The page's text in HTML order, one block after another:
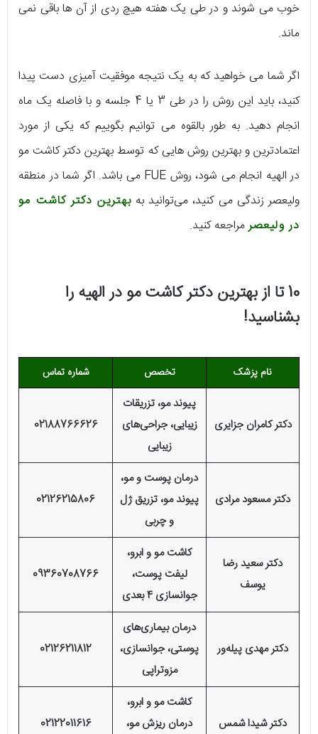
خوب می‌ شوند و در طی یک هفته هیچ ردی از آن ها باقی نمی‌
ماند.
اگر شما می‌ خواهید که به یک نتیجه‌ موفقیت‌ آمیزی دست پیدا
کنید، باید این روش را در طی 3 یا 4 جلسه و با فاصله‌ یک ماه
انجام دهید. به طور بالقوه می‌ توانیم بگوییم که یکی از مورد
اعتمادترین و بهترین روش‌ هایی که توسط بهترین دکتر کاشت مو
در الهیه انجام می‌ شود، روش FUE می‌ باشد. اگر شما در منطقه‌
ولیعصر زندگی می‌ کنید، می‌توانید بهبهترین دکتر کاشت مو
در ولیعصرمراجعه کنید.
10 تا از بهترین دکتر کاشت مو در الهیه را
بشناسید!
نام پزشک تخصص شماره تماس
دکتر کامران جزایری
پیوند مو، تزریقات
زیبایی، جراحی‌های
زیبایی
02188766626
دکتر مسعود مرادی
درمان پوست و مو،
پیوند مو، تزریق ژل
و چربی
02126215806
دکتر سعید رضا
یوسف
کاشت مو و ابرو،
لیفت پوست،
جوانسازی 4 بعدی
09360708766
دکتر مهدی پیله‌ور
درمان بیماری‌های
پوستی، جوانسازی،
مزوتراپی
02126211812
دکتر شیدا شمس
کاشت مو و ابرو،
درمان ریزش مو،
02122011616